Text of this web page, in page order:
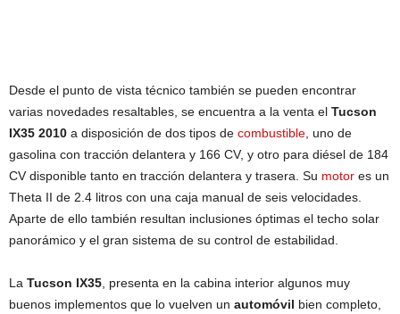
Desde el punto de vista técnico también se pueden encontrar
varias novedades resaltables, se encuentra a la venta el Tucson
IX35 2010 a disposición de dos tipos de combustible , uno de
gasolina con tracción delantera y 166 CV, y otro para diésel de 184
CV disponible tanto en tracción delantera y trasera. Su motor es un
Theta II de 2.4 litros con una caja manual de seis velocidades.
Aparte de ello también resultan inclusiones óptimas el techo solar
panorámico y el gran sistema de su control de estabilidad.
La Tucson IX35 , presenta en la cabina interior algunos muy
buenos implementos que lo vuelven un automóvil bien completo,